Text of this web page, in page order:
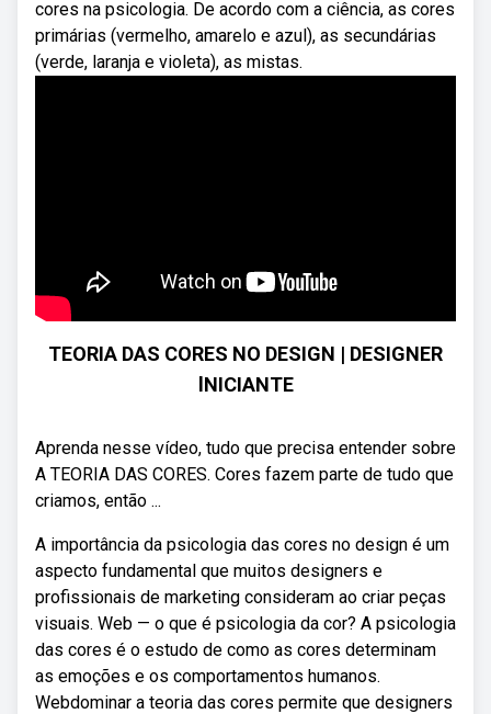
cores na psicologia. De acordo com a ciência, as cores
primárias (vermelho, amarelo e azul), as secundárias
(verde, laranja e violeta), as mistas.
TEORIA DAS CORES NO DESIGN | DESIGNER
lNICIANTE
Aprenda nesse vídeo, tudo que precisa entender sobre
A TEORIA DAS CORES. Cores fazem parte de tudo que
criamos, então ...
A importância da psicologia das cores no design é um
aspecto fundamental que muitos designers e
profissionais de marketing consideram ao criar peças
visuais. Web — o que é psicologia da cor? A psicologia
das cores é o estudo de como as cores determinam
as emoções e os comportamentos humanos.
Webdominar a teoria das cores permite que designers